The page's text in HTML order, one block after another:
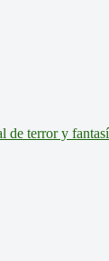
de terror y